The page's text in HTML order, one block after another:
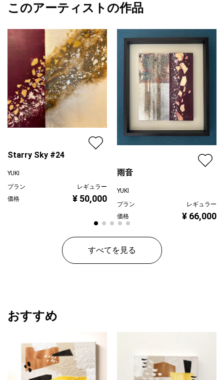
カラー
ホワイト
ジャンル
日本画
配送目安
二週間以内
YUKI
このアーティストの作品
Starry Sky #24
YUKI
プラン
レギュラー
価格
¥ 50,000
雨音
YUKI
プラン
レギュラー
価格
¥ 66,000
すべてを見る
おすすめ